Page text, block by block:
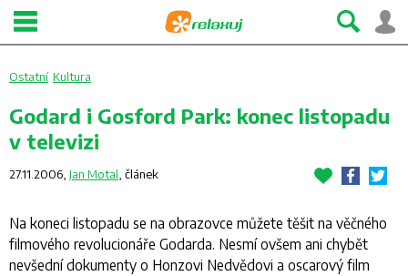
Ostatní Kultura
Godard i Gosford Park: konec listopadu
v televizi
27.11.2006, Jan Motal článek
Na koneci listopadu se na obrazovce můžete těšit na věčného
filmového revolucionáře Godarda. Nesmí ovšem ani chybět
nevšední dokumenty o Honzovi Nedvědovi a oscarový film